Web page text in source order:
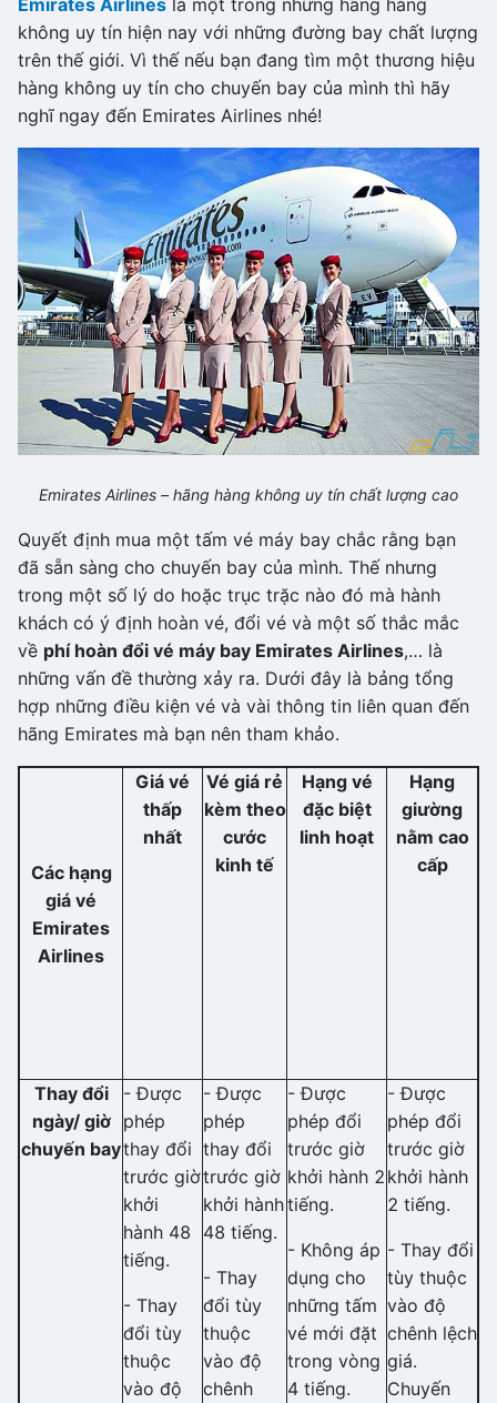
Emirates Airlines là một trong những hãng hàng
không uy tín hiện nay với những đường bay chất lượng
trên thế giới. Vì thế nếu bạn đang tìm một thương hiệu
hàng không uy tín cho chuyến bay của mình thì hãy
nghĩ ngay đến Emirates Airlines nhé!
Emirates Airlines – hãng hàng không uy tín chất lượng cao
Quyết định mua một tấm vé máy bay chắc rằng bạn
đã sẵn sàng cho chuyến bay của mình. Thế nhưng
trong một số lý do hoặc trục trặc nào đó mà hành
khách có ý định hoàn vé, đổi vé và một số thắc mắc
về phí hoàn đổi vé máy bay Emirates Airlines,… là
những vấn đề thường xảy ra. Dưới đây là bảng tổng
hợp những điều kiện vé và vài thông tin liên quan đến
hãng Emirates mà bạn nên tham khảo.
Các hạng
giá vé
Emirates
Airlines
Giá vé
thấp
nhất
Vé giá rẻ
kèm theo
cước
kinh tế
Hạng vé
đặc biệt
linh hoạt
Hạng
giường
nằm cao
cấp
Thay đổi
ngày/ giờ
chuyến bay
- Được
phép
thay đổi
trước giờ
khởi
hành 48
tiếng.
- Thay
đổi tùy
thuộc
vào độ
- Được
phép
thay đổi
trước giờ
khởi hành
48 tiếng.
- Thay
đổi tùy
thuộc
vào độ
chênh
- Được
phép đổi
trước giờ
khởi hành 2
tiếng.
- Không áp
dụng cho
những tấm
vé mới đặt
trong vòng
4 tiếng.
- Được
phép đổi
trước giờ
khởi hành
2 tiếng.
- Thay đổi
tùy thuộc
vào độ
chênh lệch
giá.
Chuyến